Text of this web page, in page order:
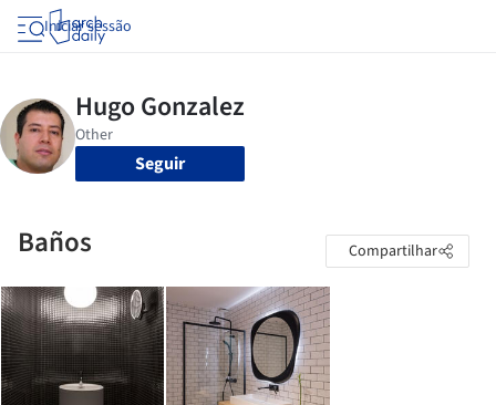
Iniciar sessão
Seguir
Baños Compartilhar